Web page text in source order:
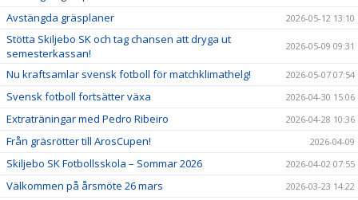
Avstängda gräsplaner 2026-05-12 13:10
Stötta Skiljebo SK och tag chansen att dryga ut
semesterkassan!
2026-05-09 09:31
Nu kraftsamlar svensk fotboll för matchklimathelg! 2026-05-07 07:54
Svensk fotboll fortsätter växa 2026-04-30 15:06
Extraträningar med Pedro Ribeiro 2026-04-28 10:36
Från gräsrötter till ArosCupen! 2026-04-09
Skiljebo SK Fotbollsskola – Sommar 2026 2026-04-02 07:55
Välkommen på årsmöte 26 mars 2026-03-23 14:22